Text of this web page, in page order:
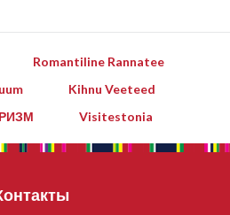
Romantiline Rannatee
Kihnu Veeteed
Visitestonia